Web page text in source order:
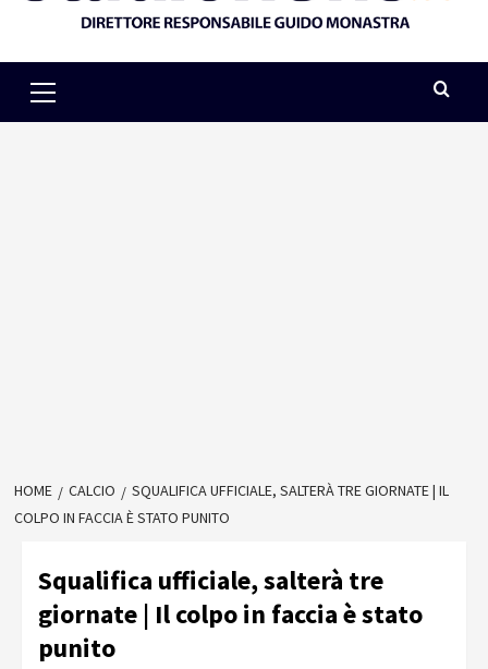
Menu
HOME CALCIO
SQUALIFICA UFFICIALE, SALTERÀ TRE GIORNATE | IL
COLPO IN FACCIA È STATO PUNITO
Squalifica ufficiale, salterà tre
giornate | Il colpo in faccia è stato
punito